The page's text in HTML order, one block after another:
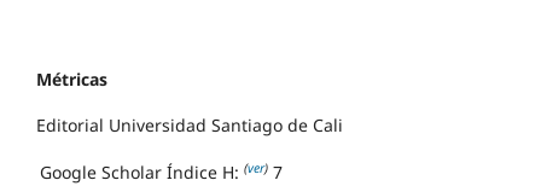
Métricas
Editorial Universidad Santiago de Cali
Google Scholar Índice H: (ver) 7